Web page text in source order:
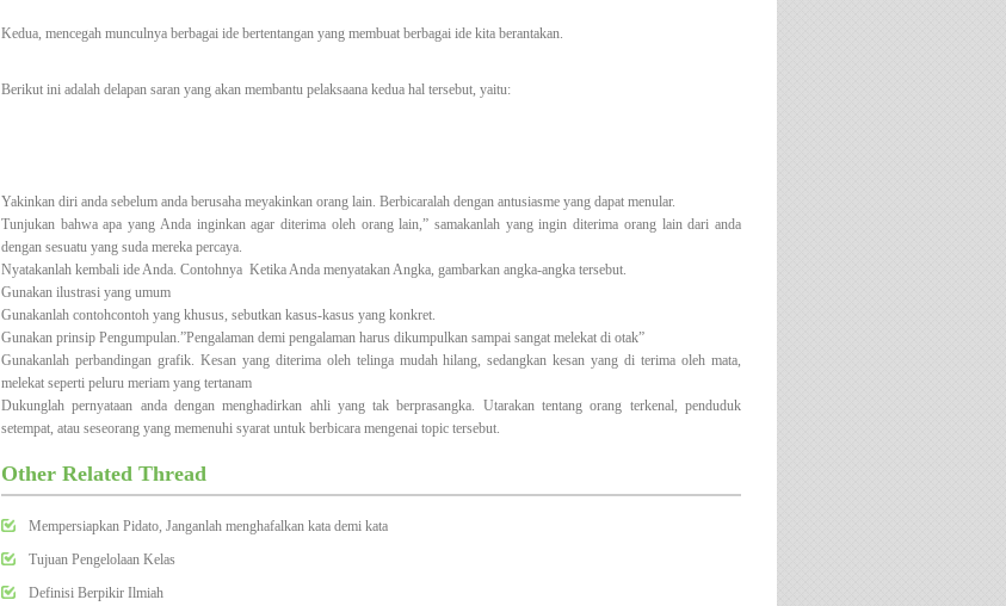
Kedua, mencegah munculnya berbagai ide bertentangan yang membuat berbagai ide kita berantakan.
Berikut ini adalah delapan saran yang akan membantu pelaksaana kedua hal tersebut, yaitu:
Yakinkan diri anda sebelum anda berusaha meyakinkan orang lain. Berbicaralah dengan antusiasme yang dapat menular.
Tunjukan bahwa apa yang Anda inginkan agar diterima oleh orang lain,” samakanlah yang ingin diterima orang lain dari anda
dengan sesuatu yang suda mereka percaya.
Nyatakanlah kembali ide Anda. Contohnya Ketika Anda menyatakan Angka, gambarkan angka-angka tersebut.
Gunakan ilustrasi yang umum
Gunakanlah contohcontoh yang khusus, sebutkan kasus-kasus yang konkret.
Gunakan prinsip Pengumpulan.”Pengalaman demi pengalaman harus dikumpulkan sampai sangat melekat di otak”
Gunakanlah perbandingan grafik. Kesan yang diterima oleh telinga mudah hilang, sedangkan kesan yang di terima oleh mata,
melekat seperti peluru meriam yang tertanam
Dukunglah pernyataan anda dengan menghadirkan ahli yang tak berprasangka. Utarakan tentang orang terkenal, penduduk
setempat, atau seseorang yang memenuhi syarat untuk berbicara mengenai topic tersebut.
Other Related Thread
Mempersiapkan Pidato, Janganlah menghafalkan kata demi kata
Tujuan Pengelolaan Kelas
Definisi Berpikir Ilmiah